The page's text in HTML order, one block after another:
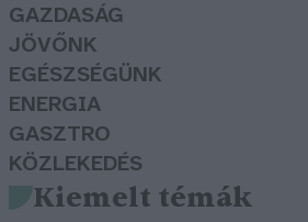
GAZDASÁG
JÖVŐNK
EGÉSZSÉGÜNK
ENERGIA
GASZTRO
KÖZLEKEDÉS
Kiemelt témák